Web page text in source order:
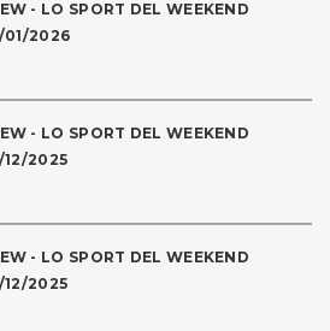
- LO SPORT DEL WEEKEND
01/2026
- LO SPORT DEL WEEKEND
12/2025
- LO SPORT DEL WEEKEND
12/2025